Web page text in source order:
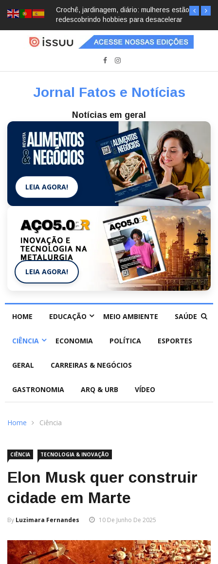
Crochê, jardinagem, diário: mulheres estão
redescobrindo hobbies para desacelerar
Jornal Fatos e Notícias
Notícias em geral
LEIA AGORA!
LEIA AGORA!
HOME EDUCAÇÃO MEIO AMBIENTE SAÚDE
CIÊNCIA ECONOMIA POLÍTICA ESPORTES
GERAL CARREIRAS & NEGÓCIOS
GASTRONOMIA ARQ & URB VÍDEO
Home Ciência
CIÊNCIA TECNOLOGIA & INOVAÇÃO
Elon Musk quer construir
cidade em Marte
By Luzimara Fernandes 10 De Junho De 2025